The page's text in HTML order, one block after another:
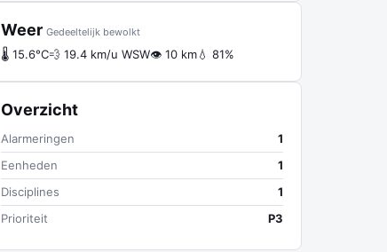
Weer Gedeeltelijk bewolkt
🌡 15.6°C💨 19.4 km/u WSW👁 10 km💧 81%
Overzicht
Alarmeringen
1
Eenheden
1
Disciplines
1
Prioriteit
P3